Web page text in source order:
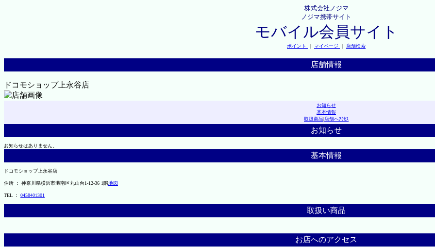
株式会社ノジマ
ノジマ携帯サイト
モバイル会員サイト
ポイント ｜ マイページ ｜ 店舗検索
店舗情報
ドコモショップ上永谷店
お知らせ
基本情報
取扱商品|店舗へｱｸｾｽ
お知らせ
お知らせはありません。
基本情報
ドコモショップ上永谷店
住所 ： 神奈川県横浜市港南区丸山台1-12-36 1階地図
TEL ： 0458401301
取扱い商品
お店へのアクセス